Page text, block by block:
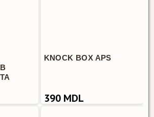
KNOCK BOX APS
390 MDL